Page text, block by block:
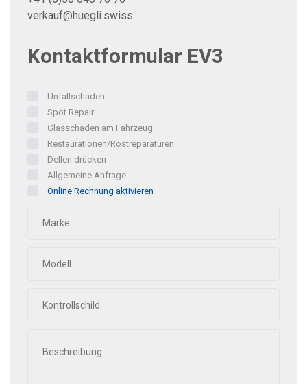
verkauf@huegli.swiss
Kontaktformular EV3
Unfallschaden
Spot Repair
Glasschaden am Fahrzeug
Restaurationen/Rostreparaturen
Dellen drücken
Allgemeine Anfrage
Online Rechnung aktivieren